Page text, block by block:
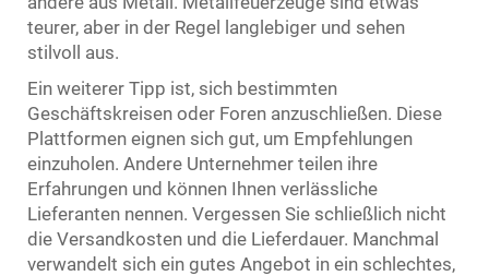
teurer, aber in der Regel langlebiger und sehen
stilvoll aus.
Ein weiterer Tipp ist, sich bestimmten
Geschäftskreisen oder Foren anzuschließen. Diese
Plattformen eignen sich gut, um Empfehlungen
einzuholen. Andere Unternehmer teilen ihre
Erfahrungen und können Ihnen verlässliche
Lieferanten nennen. Vergessen Sie schließlich nicht
die Versandkosten und die Lieferdauer. Manchmal
verwandelt sich ein gutes Angebot in ein schlechtes,